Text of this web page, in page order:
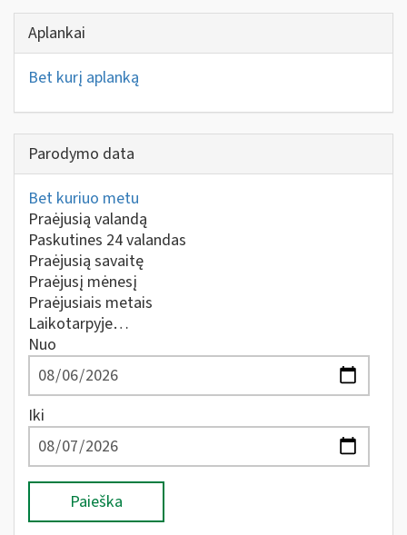
Aplankai
Bet kurį aplanką
Parodymo data
Bet kuriuo metu
Praėjusią valandą
Paskutines 24 valandas
Praėjusią savaitę
Praėjusį mėnesį
Praėjusiais metais
Laikotarpyje…
Nuo
Iki
Paieška